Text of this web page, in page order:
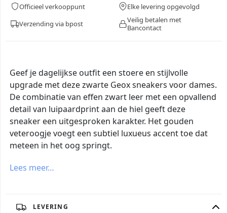
Officieel verkooppunt
Elke levering opgevolgd
Verzending via bpost
Veilig betalen met
Bancontact
Geef je dagelijkse outfit een stoere en stijlvolle
upgrade met deze zwarte Geox sneakers voor dames.
De combinatie van effen zwart leer met een opvallend
detail van luipaardprint aan de hiel geeft deze
sneaker een uitgesproken karakter. Het gouden
veteroogje voegt een subtiel luxueus accent toe dat
meteen in het oog springt.
Lees meer…
LEVERING